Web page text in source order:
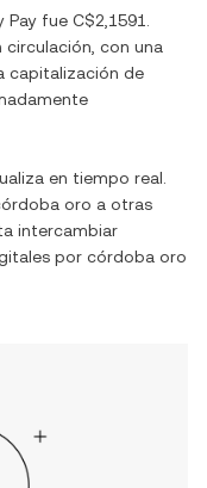
Pay fue C$2,1591
circulación, con una
capitalización de
en tiempo real.
oro a otras
intercambiar
por córdoba oro